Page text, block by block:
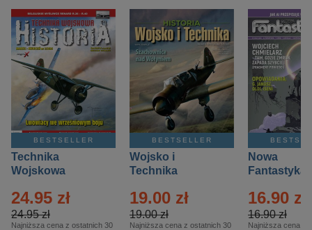
BESTSELLER
Technika
Wojskowa
– 2/2026
24.95 zł
24.95 zł
Najniższa cena z ostatnich 30
BESTSELLER
Wojsko i
Technika
Specjalne –
Eprasa – 2/2026
19.00 zł
19.00 zł
Najniższa cena z ostatnich 30
Nowa
Fantastyka
16.90 zł
16.90 zł
Najniższa cena z